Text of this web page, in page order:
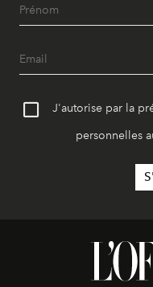
J'autorise par la
personnelles